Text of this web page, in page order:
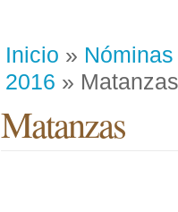
Inicio » Nóminas
2016 » Matanzas
Matanzas